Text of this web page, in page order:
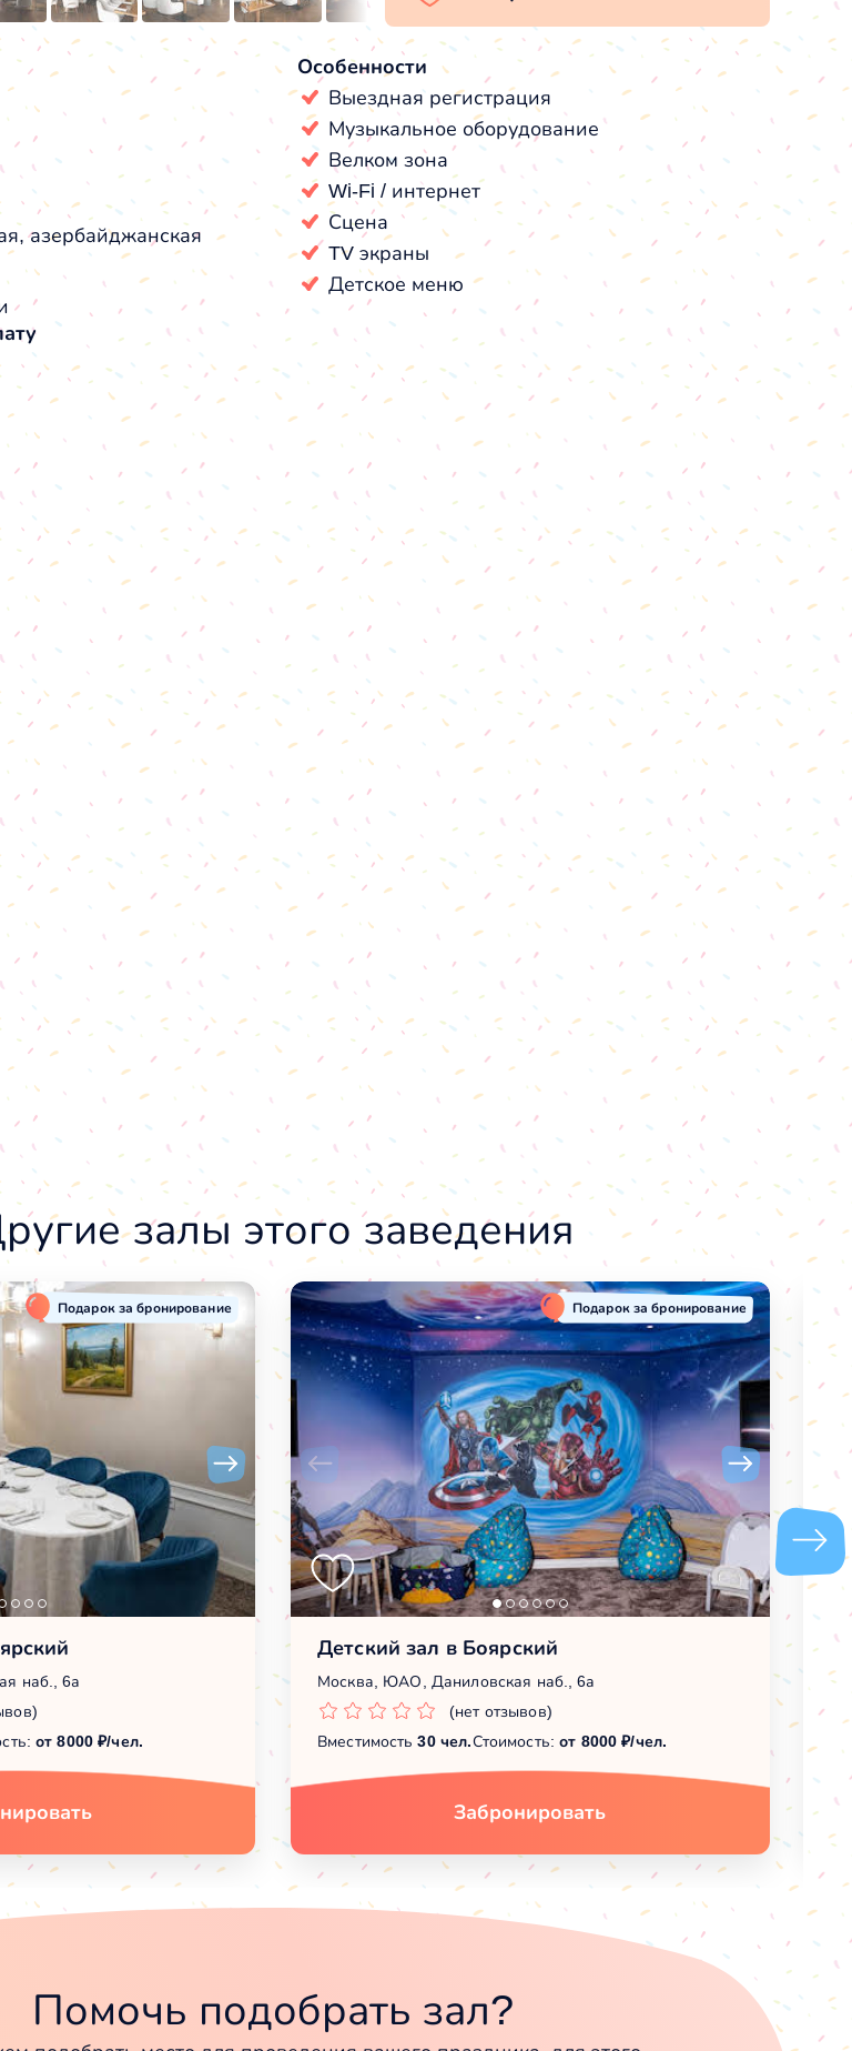
азербайджанская
Особенности
Выездная регистрация
Музыкальное оборудование
Велком зона
Wi-Fi / интернет
Сцена
TV экраны
Детское меню
залы этого заведения
Подарок за бронирование
наб., 6а
от 8000 ₽/чел.
Подарок за бронирование
Детский зал в Боярский
Москва, ЮАО, Даниловская наб., 6а
(нет отзывов)
Вместимость30 чел.Стоимость:от 8000 ₽/чел.
Забронировать
Помочь подобрать зал?